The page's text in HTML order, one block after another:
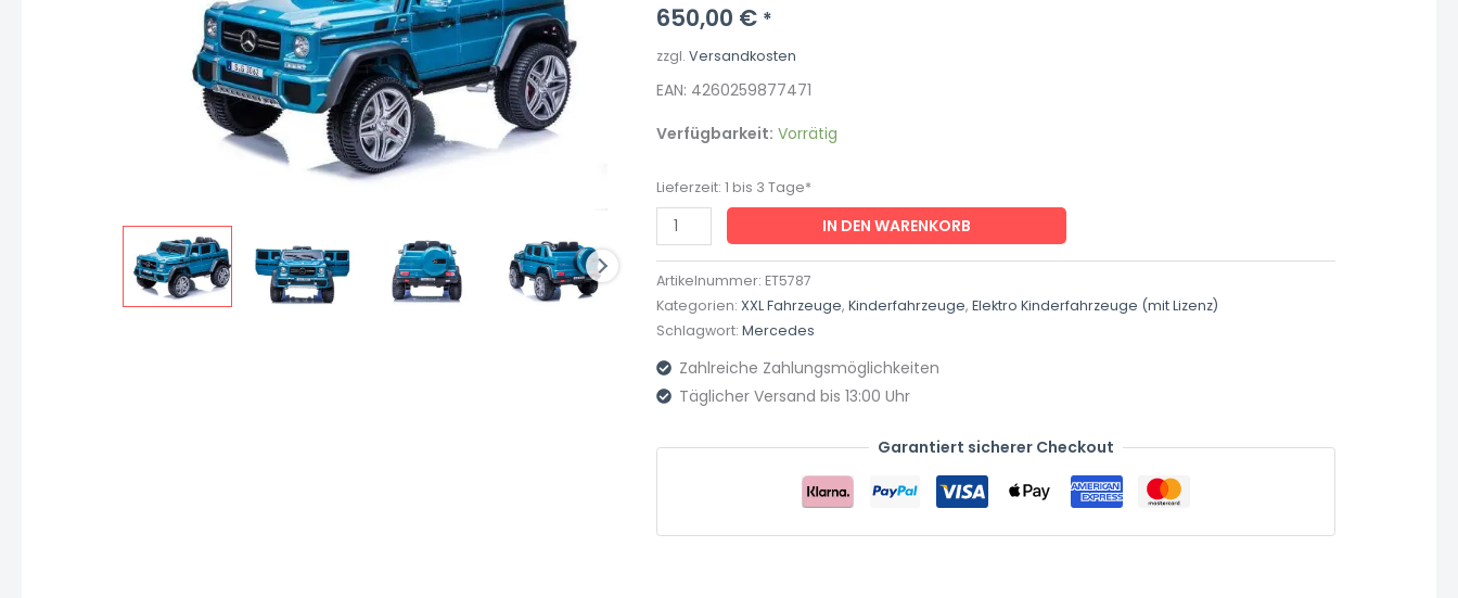
650,00 € *
zzgl. Versandkosten
EAN: 4260259877471
Verfügbarkeit: Vorrätig
Lieferzeit: 1 bis 3 Tage*
„Mercedes
G650“
–
Lizenziert
2
Sitzer-
24V,
4
2,4Ghz,
Blau
Menge
IN DEN WARENKORB
Artikelnummer: ET5787
Kategorien: XXL Fahrzeuge, Kinderfahrzeuge, Elektro Kinderfahrzeuge (mit Lizenz)
Schlagwort: Mercedes
Zahlreiche Zahlungsmöglichkeiten
Täglicher Versand bis 13:00 Uhr
Garantiert sicherer Checkout